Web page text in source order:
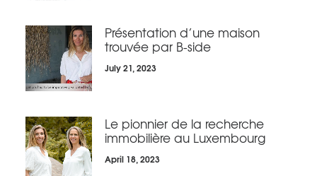
Présentation d’une maison
trouvée par B-side
July 21, 2023
Le pionnier de la recherche
immobilière au Luxembourg
April 18, 2023